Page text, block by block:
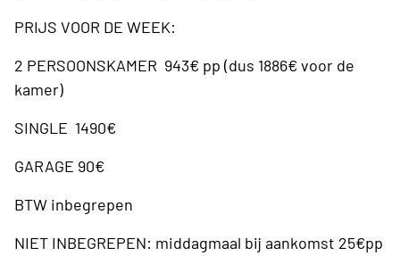
PRIJS VOOR DE WEEK:
2 PERSOONSKAMER 943€ pp (dus 1886€ voor de
kamer)
SINGLE 1490€
GARAGE 90€
BTW inbegrepen
NIET INBEGREPEN: middagmaal bij aankomst 25€pp